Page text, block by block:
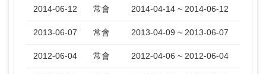
2014-06-12 常會 2014-04-14 ~ 2014-06-12
2013-06-07 常會 2013-04-09 ~ 2013-06-07
2012-06-04 常會 2012-04-06 ~ 2012-06-04